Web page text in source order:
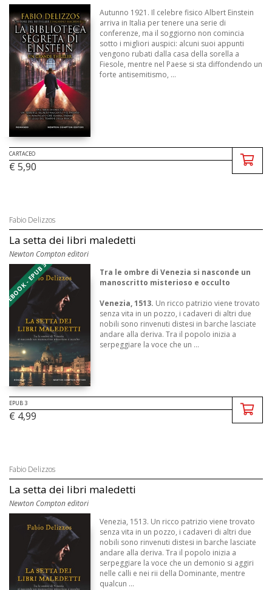
Autunno 1921. Il celebre fisico Albert Einstein
arriva in Italia per tenere una serie di
conferenze, ma il soggiorno non comincia
sotto i migliori auspici: alcuni suoi appunti
vengono rubati dalla casa della sorella a
Fiesole, mentre nel Paese si sta diffondendo un
forte antisemitismo, ...
CARTACEO
€ 5,90
Fabio Delizzos
La setta dei libri maledetti
Newton Compton editori
EBOOK - EPUB 3
Tra le ombre di Venezia si nasconde un
manoscritto misterioso e occulto
Venezia, 1513. Un ricco patrizio viene trovato
senza vita in un pozzo, i cadaveri di altri due
nobili sono rinvenuti distesi in barche lasciate
andare alla deriva. Tra il popolo inizia a
serpeggiare la voce che un ...
EPUB 3
€ 4,99
Fabio Delizzos
La setta dei libri maledetti
Newton Compton editori
Venezia, 1513. Un ricco patrizio viene trovato
senza vita in un pozzo, i cadaveri di altri due
nobili sono rinvenuti distesi in barche lasciate
andare alla deriva. Tra il popolo inizia a
serpeggiare la voce che un demonio si aggiri
nelle calli e nei rii della Dominante, mentre
qualcun ...